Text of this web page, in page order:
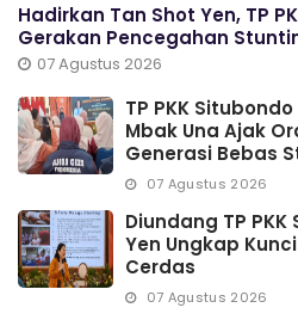
Hadirkan Tan Shot Yen, TP
Gerakan Pencegahan
07 Agustus 2026
TP PKK
Mbak Una Ajak
Generasi Bebas
07 Agustus 2026
Diundang TP
Yen Ungkap
Cerdas
07 Agustus 2026